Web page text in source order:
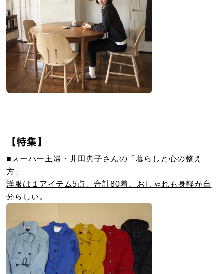
【特集】
■スーパー主婦・井田典子さんの「暮らしと心の整え
方」
洋服は１アイテム5点、合計80着。おしゃれも身軽が自
分らしい。